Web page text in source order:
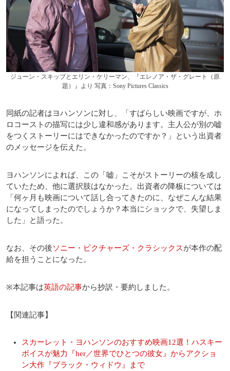
ジューン・スキッブとエリン・ケリーマン、『エレノア・ザ・グレート（原
題）』より 写真：Sony Pictures Classics
同紙の記者はヨハンソンに対し、「すばらしい映画ですが、ホ
ロコーストの描写には少し違和感があります。主人公が別の嘘
をつくストーリーにはできなかったのですか？」という出資者
のメッセージを伝えた。
ヨハンソンによれば、この「嘘」こそがストーリーの核を成し
ていたため、他に選択肢はなかった。出資者の降板については
「何ヶ月も映画について話し合ってきたのに、なぜこんな結果
になってしまったのでしょうか？本当にショックで、失望しま
した」と語った。
なお、その後ソニー・ピクチャーズ・クラシックスが本作の配
給を担うことになった。
※本記事は英語の記事から抄訳・要約しました。
【関連記事】
スカーレット・ヨハンソンのおすすめ映画12選！ハスキー
ボイスが魅力『her／世界でひとつの彼女』からアクショ
ン大作『ブラック・ウィドウ』まで